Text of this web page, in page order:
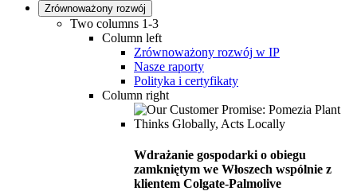
Zrównoważony rozwój
Two columns 1-3
Column left
Zrównoważony rozwój w IP
Nasze raporty
Polityka i certyfikaty
Column right
Wdrażanie gospodarki o obiegu
zamkniętym we Włoszech wspólnie z
klientem Colgate-Palmolive